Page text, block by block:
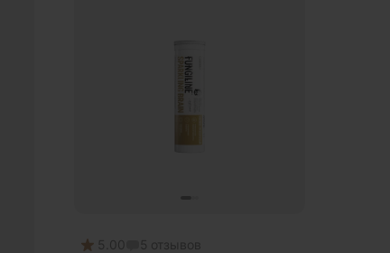
5.00 5 отзывов